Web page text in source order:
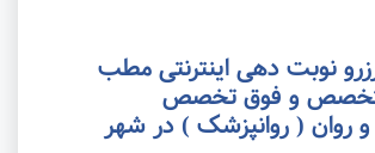
نوبت دهی اینترنتی مطب
و فوق تخصص
روان ( روانپزشک ) در شهر